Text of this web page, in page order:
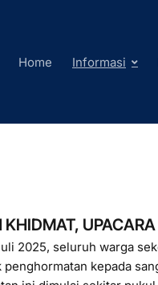
Home Informasi
KHIDMAT,
2025, seluruh warga
penghormatan kepada